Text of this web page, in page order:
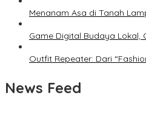
Menanam Asa di Tanah
Game Digital Budaya Lokal,
Outfit Repeater: Dari
News Feed